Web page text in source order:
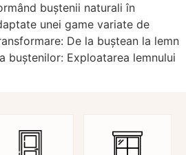
buștenii naturali în
unei game variate de
De la buștean la lemn
buștenilor: Exploatarea lemnului